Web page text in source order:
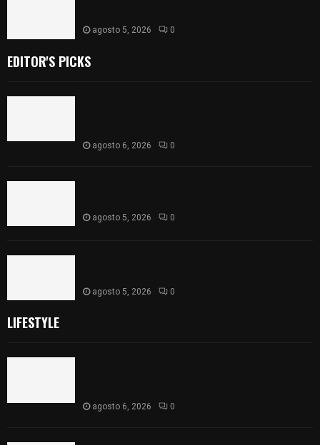
agosto 5, 2026 0
EDITOR'S PICKS
agosto 6, 2026 0
agosto 5, 2026 0
agosto 5, 2026 0
LIFESTYLE
agosto 6, 2026 0